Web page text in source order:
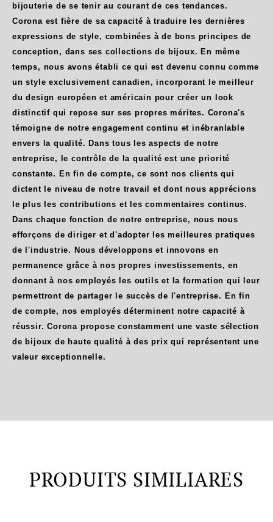
bijouterie de se tenir au courant de ces tendances.
Corona est fière de sa capacité à traduire les dernières
expressions de style, combinées à de bons principes de
conception, dans ses collections de bijoux. En même
temps, nous avons établi ce qui est devenu connu comme
un style exclusivement canadien, incorporant le meilleur
du design européen et américain pour créer un look
distinctif qui repose sur ses propres mérites. Corona's
témoigne de notre engagement continu et inébranlable
envers la qualité. Dans tous les aspects de notre
entreprise, le contrôle de la qualité est une priorité
constante. En fin de compte, ce sont nos clients qui
dictent le niveau de notre travail et dont nous apprécions
le plus les contributions et les commentaires continus.
Dans chaque fonction de notre entreprise, nous nous
efforçons de diriger et d'adopter les meilleures pratiques
de l'industrie. Nous développons et innovons en
permanence grâce à nos propres investissements, en
donnant à nos employés les outils et la formation qui leur
permettront de partager le succès de l'entreprise. En fin
de compte, nos employés déterminent notre capacité à
réussir. Corona propose constamment une vaste sélection
de bijoux de haute qualité à des prix qui représentent une
valeur exceptionnelle.
PRODUITS SIMILIARES